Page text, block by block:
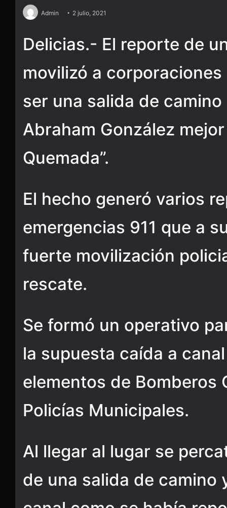
Admin 2 julio, 2021
Delicias.- El reporte de
movilizó a
ser una salida de
Abraham González
Quemada”.
El hecho generó varios
emergencias 911 que a
fuerte movilización
rescate.
Se formó un operativo
la supuesta caída a
elementos de Bomberos
Policías Municipales.
Al llegar al lugar se
de una salida de camino